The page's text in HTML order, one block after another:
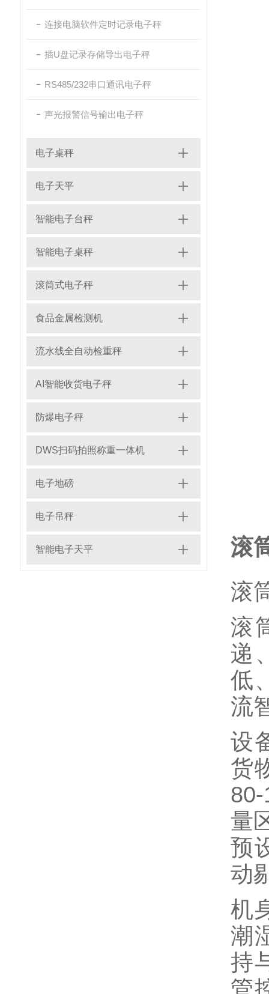
连接电脑软件定时记录电子秤
插U盘记录存储导出电子秤
RS485/232串口通讯电子秤
声光报警信号输出电子秤
电子桌秤
电子天平
智能电子台秤
智能电子桌秤
滚筒式电子秤
食品金属检测机
流水线全自动检重秤
AI智能收货电子秤
防爆电子秤
DWS扫码拍照称重一体机
电子地磅
电子吊秤
智能电子天平
滚
滚
滚
递
低
流
设
货
量
预
动
机
潮
持
管